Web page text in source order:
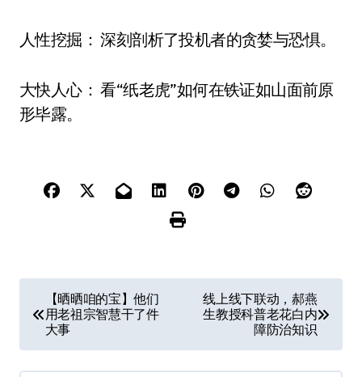
人性挖掘： 深刻剖析了投机者的贪婪与恐惧。
大快人心： 看“纸老虎”如何在铁证如山面前原
形毕露。
章
导
【晒晒咱的宝】他们
用老祖宗智慧干了件
大事
线上线下联动，郝燕
生教授科普老花白内
障防治知识